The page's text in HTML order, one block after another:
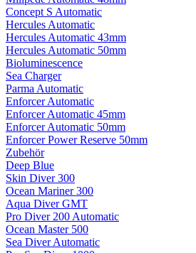
Concept S Automatic
Hercules Automatic
Hercules Automatic 43mm
Hercules Automatic 50mm
Bioluminescence
Sea Charger
Parma Automatic
Enforcer Automatic
Enforcer Automatic 45mm
Enforcer Automatic 50mm
Enforcer Power Reserve 50mm
Zubehör
Deep Blue
Skin Diver 300
Ocean Mariner 300
Aqua Diver GMT
Pro Diver 200 Automatic
Ocean Master 500
Sea Diver Automatic